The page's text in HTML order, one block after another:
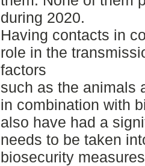
during 2020.
Having contacts in
role in the
factors
such as the animals
in combination with
also have had a
needs to be taken
biosecurity